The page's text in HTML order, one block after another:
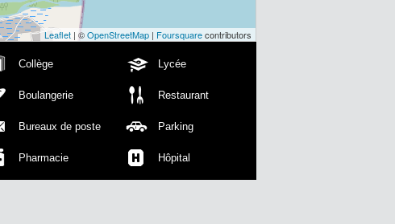
Leaflet | ©OpenStreetMap | Foursquarecontributors
Collège Lycée
Boulangerie Restaurant
Bureaux de poste Parking
Pharmacie Hôpital